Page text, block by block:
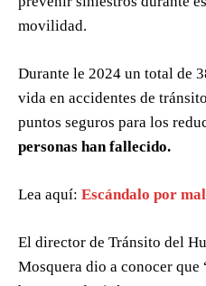
movilidad.
Durante le 2024 un total de
vida en accidentes de
puntos seguros para los
personas han fallecido.
Lea aquí: Escándalo por
El director de Tránsito del
Mosquera dio a conocer